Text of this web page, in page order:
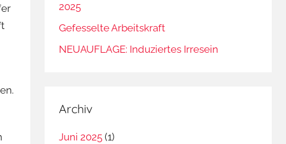
2025
Gefesselte Arbeitskraft
NEUAUFLAGE: Induziertes Irresein
Archiv
Juni 2025 (1)